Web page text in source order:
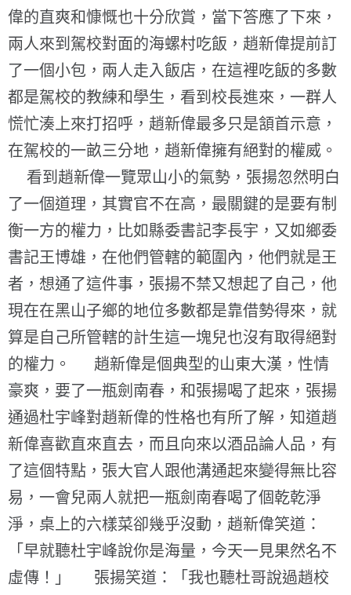
偉的直爽和慷慨也十分欣賞，當下答應了下來，
兩人來到駕校對面的海螺村吃飯，趙新偉提前訂
了一個小包，兩人走入飯店，在這裡吃飯的多數
都是駕校的教練和學生，看到校長進來，一群人
慌忙湊上來打招呼，趙新偉最多只是頷首示意，
在駕校的一畝三分地，趙新偉擁有絕對的權威。
看到趙新偉一覽眾山小的氣勢，張揚忽然明白
了一個道理，其實官不在高，最關鍵的是要有制
衡一方的權力，比如縣委書記李長宇，又如鄉委
書記王博雄，在他們管轄的範圍內，他們就是王
者，想通了這件事，張揚不禁又想起了自己，他
現在在黑山子鄉的地位多數都是靠借勢得來，就
算是自己所管轄的計生這一塊兒也沒有取得絕對
的權力。 趙新偉是個典型的山東大漢，性情
豪爽，要了一瓶劍南春，和張揚喝了起來，張揚
通過杜宇峰對趙新偉的性格也有所了解，知道趙
新偉喜歡直來直去，而且向來以酒品論人品，有
了這個特點，張大官人跟他溝通起來變得無比容
易，一會兒兩人就把一瓶劍南春喝了個乾乾淨
淨，桌上的六樣菜卻幾乎沒動，趙新偉笑道：
「早就聽杜宇峰說你是海量，今天一見果然名不
虛傳！」 張揚笑道：「我也聽杜哥說過趙校